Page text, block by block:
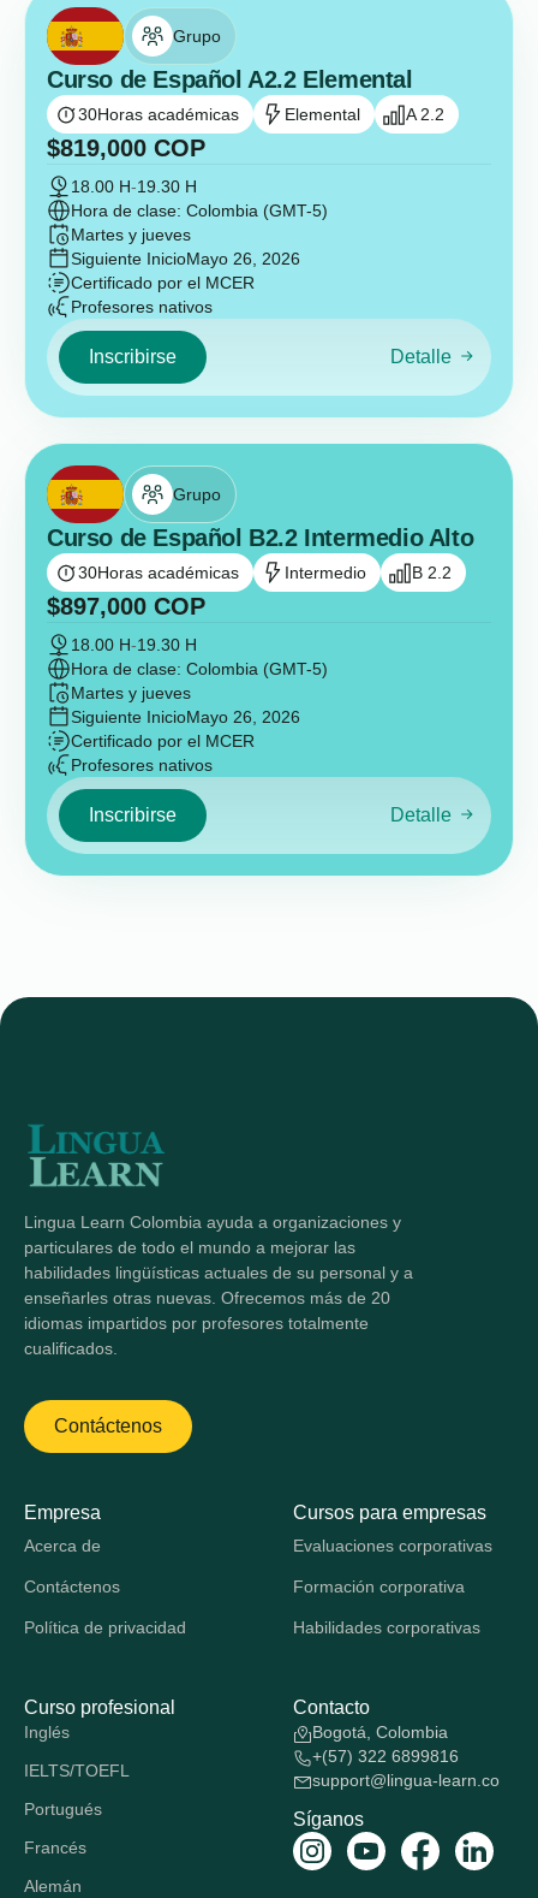
Grupo
Curso de Español A2.2 Elemental
30Horas académicas Elemental A 2.2
$819,000 COP
18.00 H-19.30 H
Hora de clase: Colombia (GMT-5)
Martes y jueves
Siguiente InicioMayo 26, 2026
Certificado por el MCER
Profesores nativos
Inscribirse Detalle
Grupo
Curso de Español B2.2 Intermedio Alto
30Horas académicas Intermedio B 2.2
$897,000 COP
18.00 H-19.30 H
Hora de clase: Colombia (GMT-5)
Martes y jueves
Siguiente InicioMayo 26, 2026
Certificado por el MCER
Profesores nativos
Inscribirse Detalle
Lingua Learn Colombia ayuda a organizaciones y
particulares de todo el mundo a mejorar las
habilidades lingüísticas actuales de su personal y a
enseñarles otras nuevas. Ofrecemos más de 20
idiomas impartidos por profesores totalmente
cualificados.
Contáctenos
Empresa
Acerca de
Contáctenos
Política de privacidad
Cursos para empresas
Evaluaciones corporativas
Formación corporativa
Habilidades corporativas
Curso profesional
Inglés
IELTS/TOEFL
Portugués
Francés
Alemán
Contacto
Bogotá, Colombia
+(57) 322 6899816
support@lingua-learn.co
Síganos